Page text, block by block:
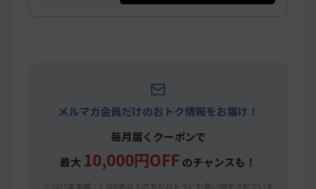
メルマガ会員だけのおトク情報をお届け！
毎月届くクーポンで
最大 10,000円OFF のチャンスも！
※2025年実績：2,000名以上の方がおトクにお買い物をされていま